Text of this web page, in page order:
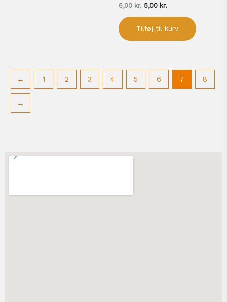
6,00kr. 5,00 kr.
Tilføj til kurv
← 1 2 3 4 5 6 7 8
→